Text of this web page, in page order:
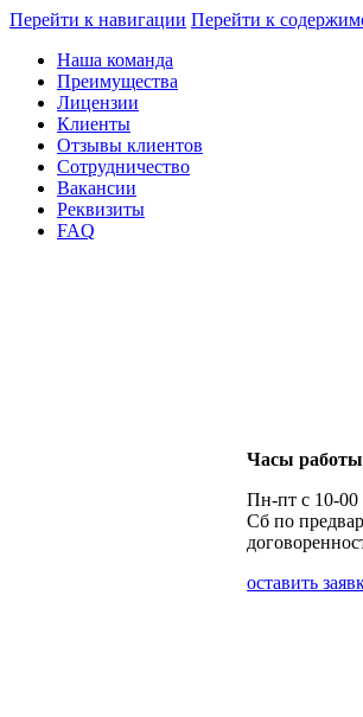
Перейти к навигации Перейти к
Наша команда
Преимущества
Лицензии
Клиенты
Отзывы клиентов
Сотрудничество
Вакансии
Реквизиты
FAQ
Часы
Пн-пт с 10-00
Сб по
оставить